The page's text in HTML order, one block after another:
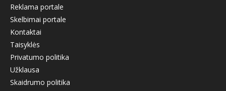
Reklama portale
Skelbimai portale
Kontaktai
Taisyklės
Privatumo politika
Užklausa
Skaidrumo politika